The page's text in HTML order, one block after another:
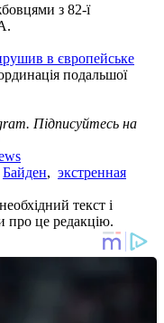
з 82-ї
в європейське
подальшої
Підписуйтесь на
Байден, экстренная
текст і
про це редакцію.